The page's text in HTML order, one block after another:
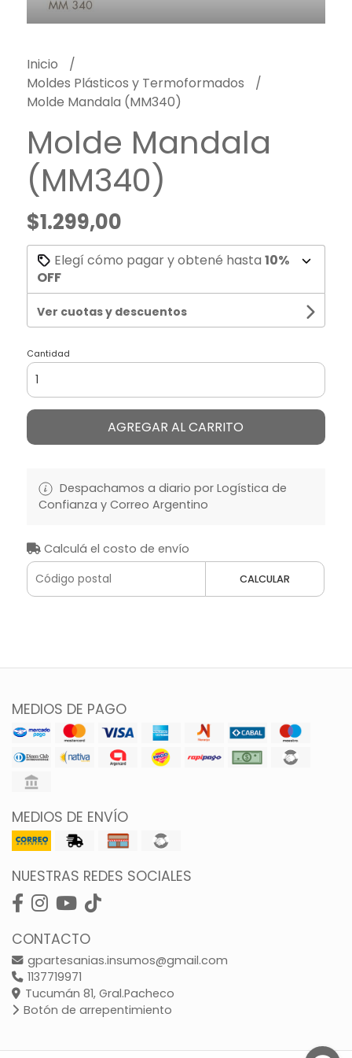
Inicio
Moldes Plásticos y Termoformados
Molde Mandala (MM340)
Molde Mandala
(MM340)
$1.299,00
Elegí cómo pagar y obtené hasta 10%
OFF
Ver cuotas y descuentos
Cantidad
AGREGAR AL CARRITO
Despachamos a diario por Logística de
Confianza y Correo Argentino
Calculá el costo de envío
CALCULAR
MEDIOS DE PAGO
MEDIOS DE ENVÍO
NUESTRAS REDES SOCIALES
CONTACTO
gpartesanias.insumos@gmail.com
1137719971
Tucumán 81, Gral.Pacheco
Botón de arrepentimiento